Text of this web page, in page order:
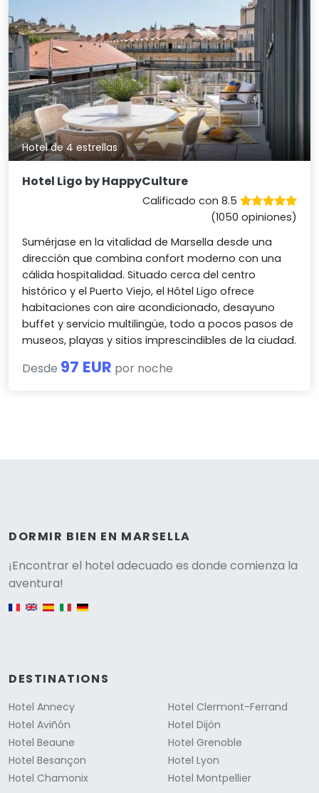
Hotel de 4 estrellas
Hotel Ligo by HappyCulture
Calificado con 8.5
(1050 opiniones)
Sumérjase en la vitalidad de Marsella desde una
dirección que combina confort moderno con una
cálida hospitalidad. Situado cerca del centro
histórico y el Puerto Viejo, el Hôtel Ligo ofrece
habitaciones con aire acondicionado, desayuno
buffet y servicio multilingüe, todo a pocos pasos de
museos, playas y sitios imprescindibles de la ciudad.
Desde 97 EUR por noche
DORMIR BIEN EN MARSELLA
¡Encontrar el hotel adecuado es donde comienza la
aventura!
DESTINATIONS
Hotel Annecy
Hotel Aviñón
Hotel Beaune
Hotel Besançon
Hotel Chamonix
Hotel Clermont-Ferrand
Hotel Dijón
Hotel Grenoble
Hotel Lyon
Hotel Montpellier